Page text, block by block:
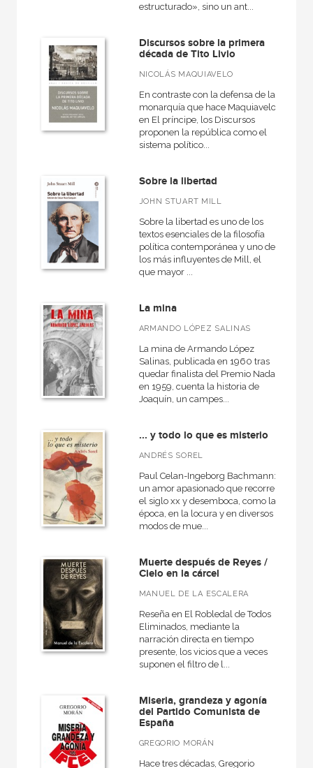
estructurado», sino un ant...
Discursos sobre la primera
década de Tito Livio
NICOLÁS MAQUIAVELO
En contraste con la defensa de la
monarquía que hace Maquiavelo
en El príncipe, los Discursos
proponen la república como el
sistema político...
Sobre la libertad
JOHN STUART MILL
Sobre la libertad es uno de los
textos esenciales de la filosofía
política contemporánea y uno de
los más influyentes de Mill, el
que mayor ...
La mina
ARMANDO LÓPEZ SALINAS
La mina de Armando López
Salinas, publicada en 1960 tras
quedar finalista del Premio Nadal
en 1959, cuenta la historia de
Joaquín, un campes...
... y todo lo que es misterio
ANDRÉS SOREL
Paul Celan-Ingeborg Bachmann:
un amor apasionado que recorre
el siglo xx y desemboca, como la
época, en la locura y en diversos
modos de mue...
Muerte después de Reyes /
Cielo en la cárcel
MANUEL DE LA ESCALERA
Reseña en El Robledal de Todos
Eliminados, mediante la
narración directa en tiempo
presente, los vicios que a veces
suponen el filtro de l...
Miseria, grandeza y agonía
del Partido Comunista de
España
GREGORIO MORÁN
Hace tres décadas, Gregorio